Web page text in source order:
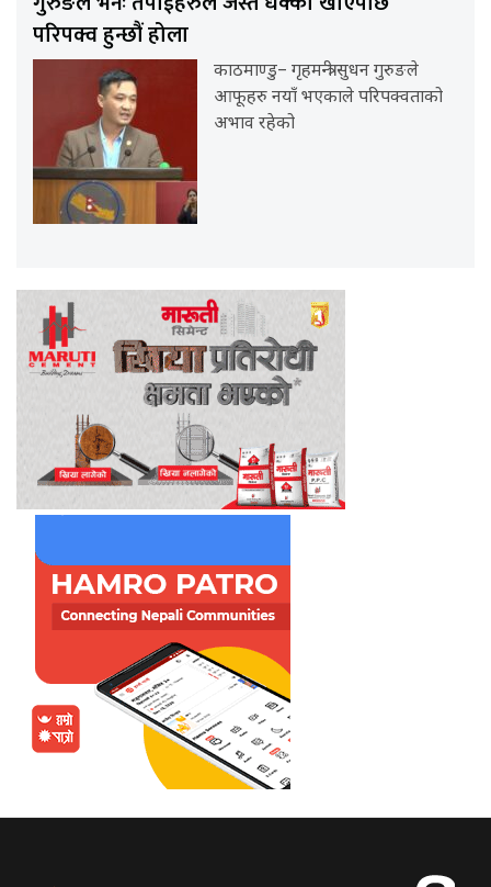
परिपक्व हुन्छौं होला
काठमाण्डु– गृहमन्त्री सुधन गुरुङले
आफूहरु नयाँ भएकाले परिपक्वताको
अभाव रहेको